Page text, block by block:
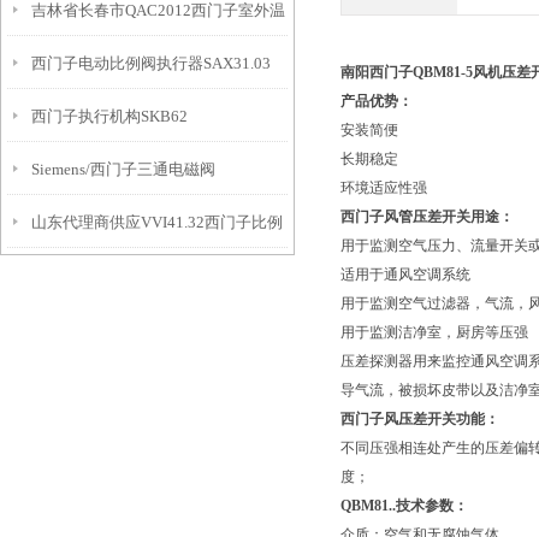
吉林省长春市QAC2012西门子室外温
度传感器
西门子电动比例阀执行器SAX31.03
西门子执行机构SKB62
Siemens/西门子三通电磁阀
MXG461.15-3.0
山东代理商供应VVI41.32西门子比例
南阳西门子QBM81-5风机压差
产品优势：
安装简便
长期稳定
环境适应性强
西门子风管压差开关用途：
用于监测空气压力、流量开关
适用于通风空调系统
用于监测空气过滤器，气流，
用于监测洁净室，厨房等压强
压差探测器用来监控通风空调
导气流，被损坏皮带以及洁净
西门子风压差开关功能：
不同压强相连处产生的压差偏
度；
QBM81..技术参数：